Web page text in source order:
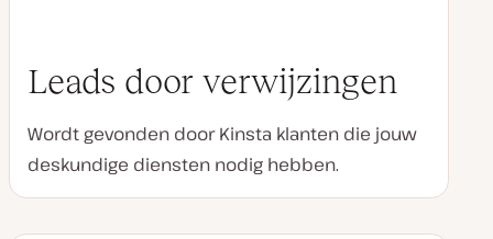
Leads door verwijzingen
Wordt gevonden door Kinsta klanten die jouw
deskundige diensten nodig hebben.